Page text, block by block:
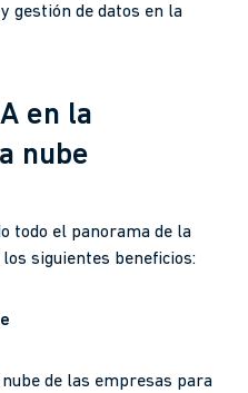
gestión de datos en la
en la
nube
todo el panorama de la
siguientes beneficios:
de las empresas para